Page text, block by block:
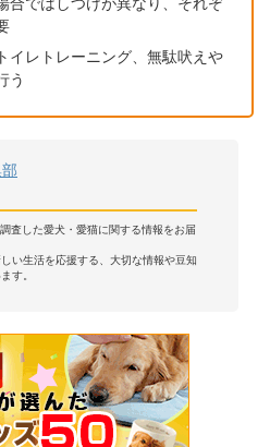
イレトレーニング、無駄吠えや
う
査した愛犬・愛猫に関する情報をお届
い生活を応援する、大切な情報や豆知
す。